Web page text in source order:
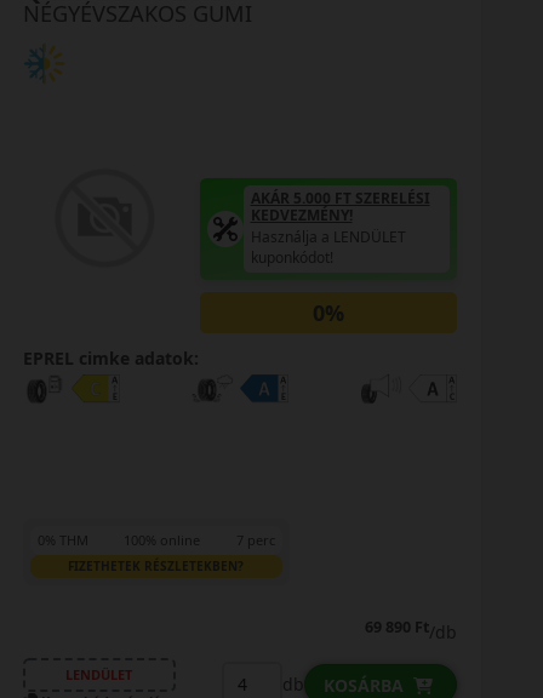
NÉGYÉVSZAKOS GUMI
AKÁR 5.000 FT SZERELÉSI
KEDVEZMÉNY!
Használja a LENDÜLET
kuponkódot!
0%
EPREL cimke adatok:
0% THM 100% online 7 perc
FIZETHETEK RÉSZLETEKBEN?
69 890 Ft/db
LENDÜLET
db KOSÁRBA